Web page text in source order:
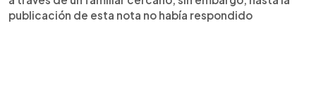
publicación de esta nota no había respondido